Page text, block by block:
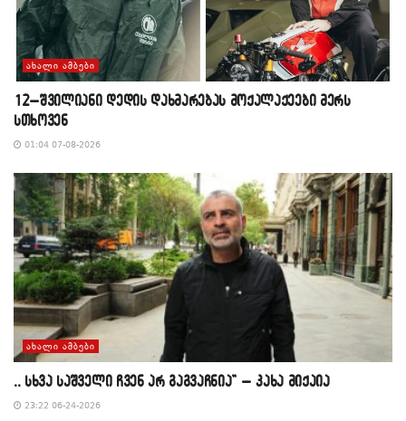
ᲐᲮᲐᲚᲘ ᲐᲛᲑᲔᲑᲘ
12–შვილიანი დედის დახმარებას მოქალაქეები მერს
სთხოვენ
01:04 07-08-2026
ᲐᲮᲐᲚᲘ ᲐᲛᲑᲔᲑᲘ
,, სხვა საშველი ჩვენ არ გაგვაჩნია” – კახა მიქაია
23:22 06-24-2026